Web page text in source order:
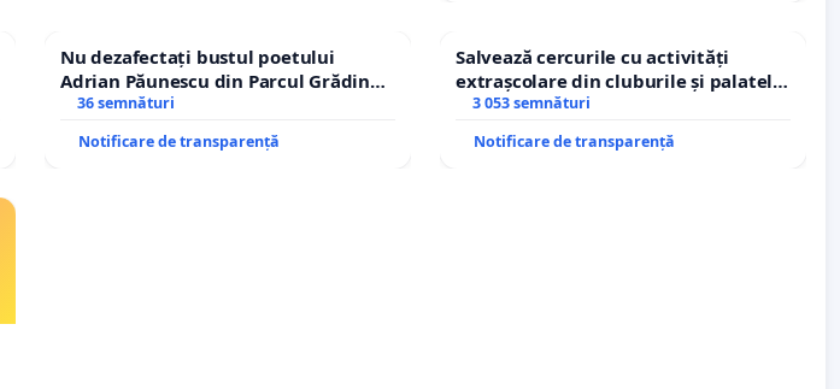
Nu dezafectați bustul poetului
Adrian Păunescu din Parcul Grădina
Icoanei! Stop cenzurii culturale!
36 semnături
Notificare de transparență
Salvează cercurile cu activități
extrașcolare din cluburile și palatele
copiilor
3 053 semnături
Notificare de transparență